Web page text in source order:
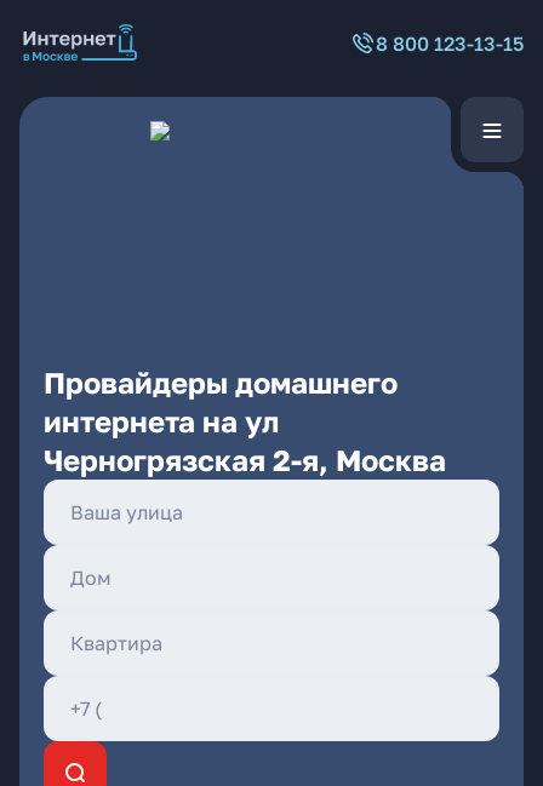
8 800 123-13-15
Провайдеры домашнего
интернета на ул
Черногрязская 2-я, Москва